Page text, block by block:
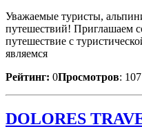
Уважаемые туристы,
путешествий! Приглашаем
путешествие с
являемся
Рейтинг: 0Просмотров:
DOLORES